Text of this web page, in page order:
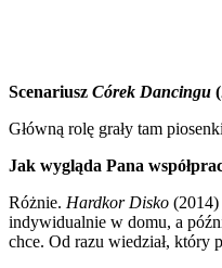
Scenariusz Córek Dancingu
Główną rolę grały tam
Jak wygląda Pana
Różnie. Hardkor Disko (2014)
indywidualnie w domu, a
chce. Od razu wiedział, który